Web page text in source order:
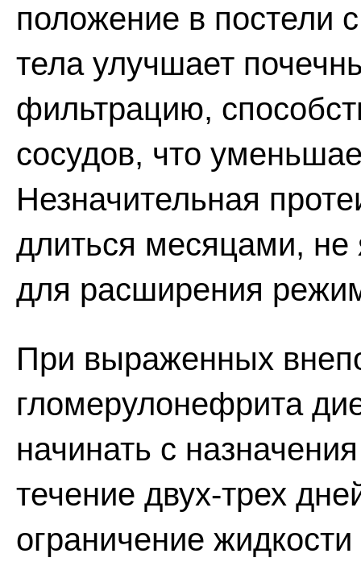
положение в постели
тела улучшает
фильтрацию,
сосудов, что
Незначительная
длиться месяцами, не
для расширения
При выраженных
гломерулонефрита
начинать с
течение двух-трех
ограничение